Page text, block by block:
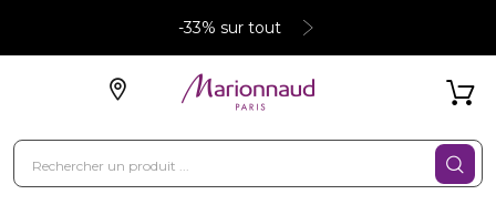
-33% sur tout